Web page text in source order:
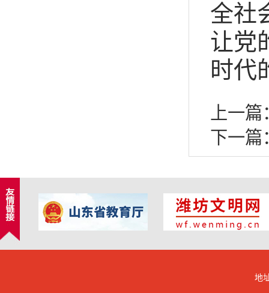
全社
让党
时代
上一篇
下一篇
地